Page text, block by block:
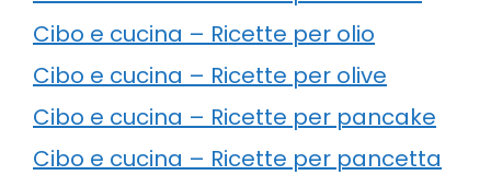
Cibo e cucina – Ricette per olio
Cibo e cucina – Ricette per olive
Cibo e cucina – Ricette per pancake
Cibo e cucina – Ricette per pancetta